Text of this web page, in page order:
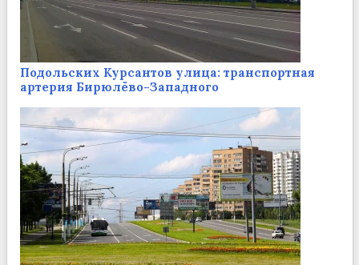
Подольских Курсантов улица: транспортная
артерия Бирюлёво-Западного